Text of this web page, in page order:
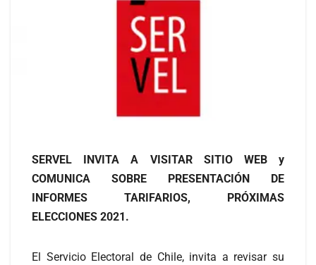
SERVEL INVITA A VISITAR SITIO WEB y
COMUNICA SOBRE PRESENTACIÓN DE
INFORMES TARIFARIOS, PRÓXIMAS
ELECCIONES 2021.
El Servicio Electoral de Chile, invita a revisar su